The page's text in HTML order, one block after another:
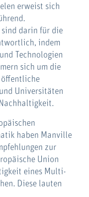
erweist sich
sind darin für die
indem
Technologien
sich um die
Universitäten
haben Manville
zur
Union
eines Multi-
Diese lauten